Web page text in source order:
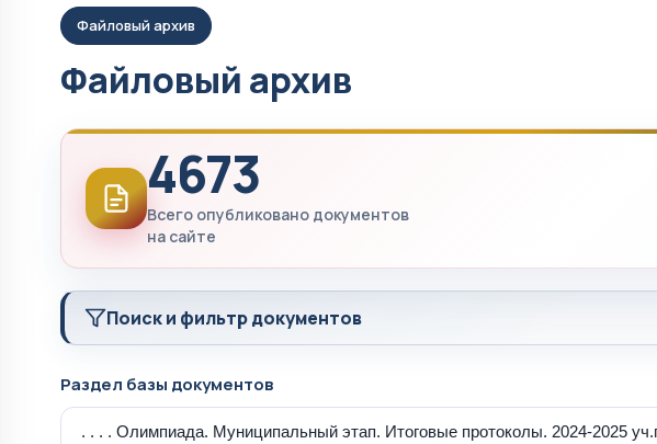
Файловый архив
Файловый архив
4673
Всего опубликовано документов
на сайте
Поиск и фильтр документов
Раздел базы документов